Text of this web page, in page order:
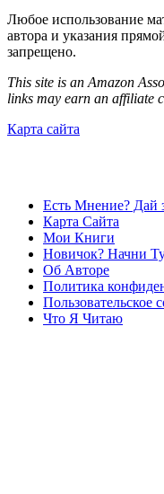
Любое использование
автора и указания
запрещено.
This site is an Amazon
links may earn an affiliate
Карта сайта
Есть Мнение? Дай
Карта Сайта
Мои Книги
Новичок? Начни
Об Авторе
Политика
Пользовательское
Что Я Читаю